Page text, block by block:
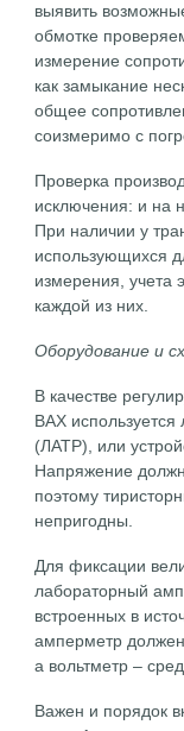
выявить
обмотке
измерение
как замыкание
общее
соизмеримо с
Проверка
исключения: и на
При наличии у
использующихся
измерения, учета
каждой из них.
Оборудование и
В качестве
ВАХ
(ЛАТР), или
Напряжение
поэтому
непригодны.
Для фиксации
лабораторный
встроенных в
амперметр должен
а вольтметр –
Важен и порядок